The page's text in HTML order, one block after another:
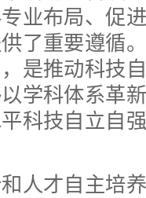
业布局、促
了重要遵循
是推动科技
学科体系革
科技自立自
才自主培养